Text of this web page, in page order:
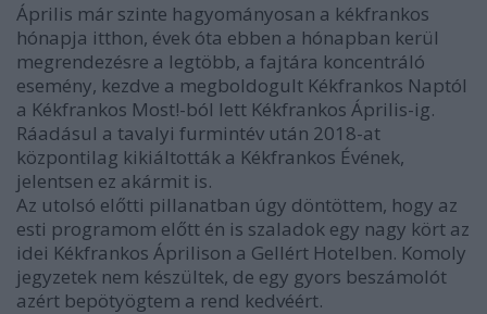
Április már szinte hagyományosan a kékfrankos
hónapja itthon, évek óta ebben a hónapban kerül
megrendezésre a legtöbb, a fajtára koncentráló
esemény, kezdve a megboldogult Kékfrankos Naptól
a Kékfrankos Most!-ból lett Kékfrankos Április-ig.
Ráadásul a tavalyi furmintév után 2018-at
központilag kikiáltották a Kékfrankos Évének,
jelentsen ez akármit is.
Az utolsó előtti pillanatban úgy döntöttem, hogy az
esti programom előtt én is szaladok egy nagy kört az
idei Kékfrankos Áprilison a Gellért Hotelben. Komoly
jegyzetek nem készültek, de egy gyors beszámolót
azért bepötyögtem a rend kedvéért.